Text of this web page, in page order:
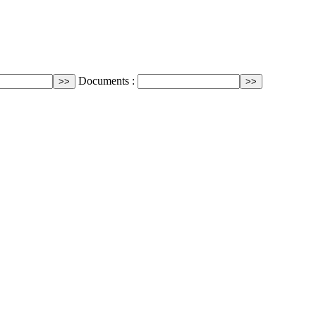
Documents :